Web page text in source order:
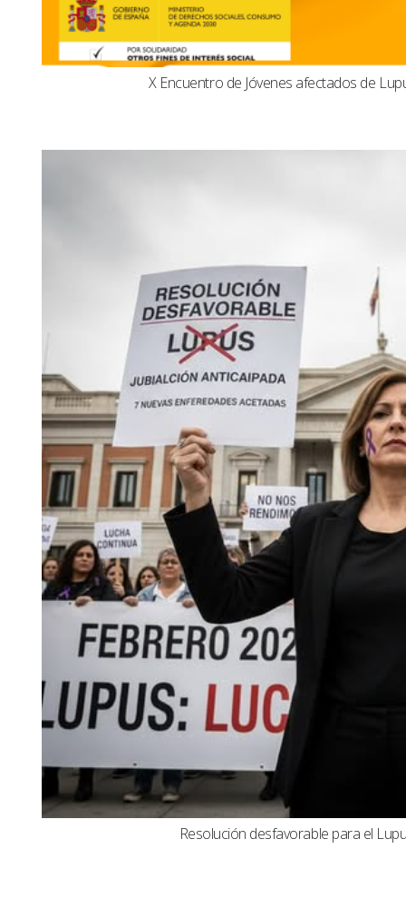
X Encuentro de Jóvenes afectados de
Resolución desfavorable para el